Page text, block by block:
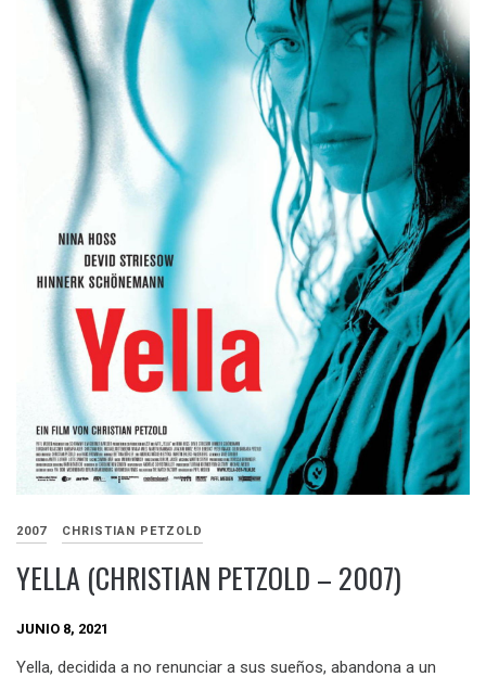
2007 CHRISTIAN PETZOLD
YELLA (CHRISTIAN PETZOLD – 2007)
JUNIO 8, 2021
Yella, decidida a no renunciar a sus sueños, abandona a un